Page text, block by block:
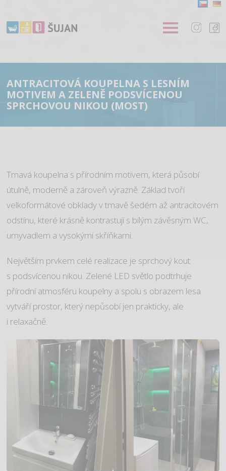
ANTRACITOVÁ KOUPELNA S LESNÍM
MOTIVEM A ZELENĚ PODSVÍCENOU
SPRCHOVOU NIKOU (MOST)
Tmavá koupelna s přírodním motivem, která působí
útulně, moderně a zároveň výrazně. Základ tvoří
velkoformátové obklady v tmavě šedém až antracitovém
odstínu, které krásně kontrastují s bílým závěsným WC,
umyvadlem a vysokými skříňkami.
Největším prvkem celé realizace je sprchový kout
s podsvícenou nikou. Zelené LED světlo podtrhuje
přírodní atmosféru koupelny a spolu s obrazem lesa
vytváří prostor, který nepůsobí jen prakticky, ale
i relaxačně.